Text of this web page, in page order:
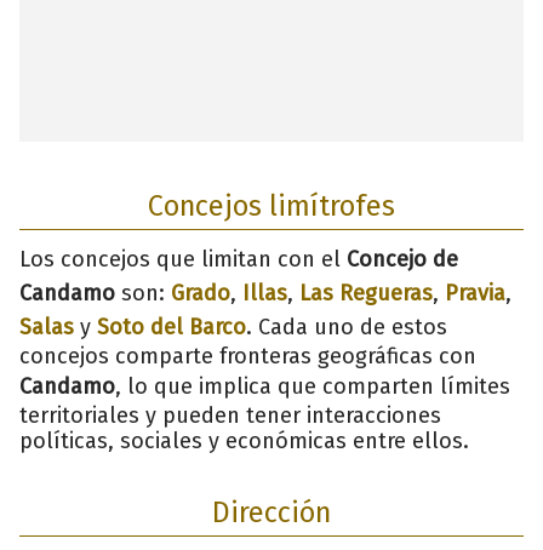
Concejos limítrofes
Los concejos que limitan con el Concejo de
Candamo son: Grado, Illas, Las Regueras, Pravia,
Salas y Soto del Barco. Cada uno de estos
concejos comparte fronteras geográficas con
Candamo, lo que implica que comparten límites
territoriales y pueden tener interacciones
políticas, sociales y económicas entre ellos.
Dirección